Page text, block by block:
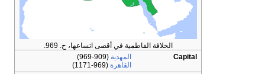
الخلافة الفاطمية في أقصى اتساعها، ح. 969.
Capital
المهدية (909-969)
القاهرة (969-1171)